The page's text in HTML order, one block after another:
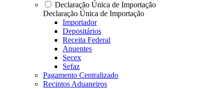
Declaração Única de Importação
Declaração Única de Importação
Importador
Depositários
Receita Federal
Anuentes
Secex
Sefaz
Pagamento Centralizado
Recintos Aduaneiros